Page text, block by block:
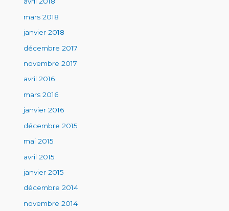
mars 2018
janvier 2018
décembre 2017
novembre 2017
avril 2016
mars 2016
janvier 2016
décembre 2015
mai 2015
avril 2015
janvier 2015
décembre 2014
novembre 2014